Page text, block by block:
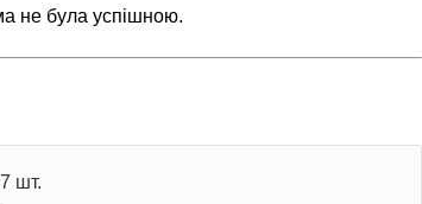
не була успішною.
шт.